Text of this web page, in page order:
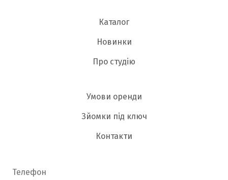
Каталог
Новинки
Про студію
Умови оренди
Зйомки під ключ
Контакти
Телефон